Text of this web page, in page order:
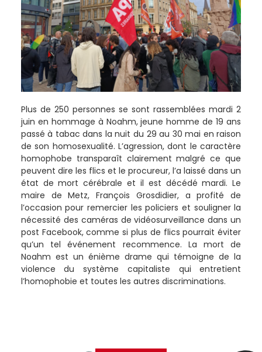
Plus de 250 personnes se sont rassemblées mardi 2
juin en hommage à Noahm, jeune homme de 19 ans
passé à tabac dans la nuit du 29 au 30 mai en raison
de son homosexualité. L’agression, dont le caractère
homophobe transparaît clairement malgré ce que
peuvent dire les flics et le procureur, l’a laissé dans un
état de mort cérébrale et il est décédé mardi. Le
maire de Metz, François Grosdidier, a profité de
l’occasion pour remercier les policiers et souligner la
nécessité des caméras de vidéosurveillance dans un
post Facebook, comme si plus de flics pourrait éviter
qu’un tel événement recommence. La mort de
Noahm est un énième drame qui témoigne de la
violence du système capitaliste qui entretient
l’homophobie et toutes les autres discriminations.